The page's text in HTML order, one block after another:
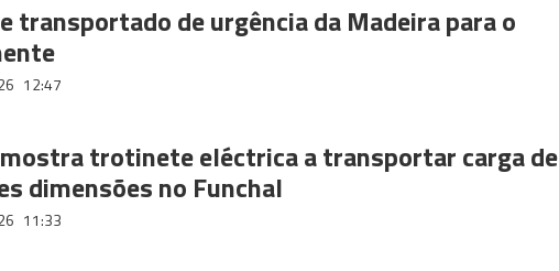
transportado de urgência da Madeira para o
12:47
trotinete eléctrica a transportar carga de
dimensões no Funchal
11:33